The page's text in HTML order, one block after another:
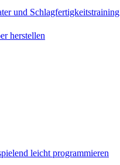
und Schlagfertigkeitstraining
herstellen
leicht programmieren